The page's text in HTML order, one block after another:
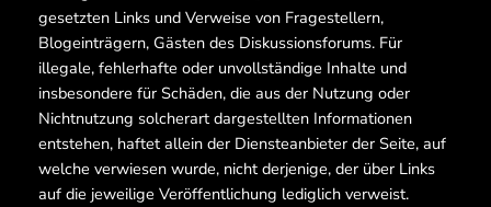
gesetzten Links und Verweise von Fragestellern,
Blogeinträgern, Gästen des Diskussionsforums. Für
illegale, fehlerhafte oder unvollständige Inhalte und
insbesondere für Schäden, die aus der Nutzung oder
Nichtnutzung solcherart dargestellten Informationen
entstehen, haftet allein der Diensteanbieter der Seite, auf
welche verwiesen wurde, nicht derjenige, der über Links
auf die jeweilige Veröffentlichung lediglich verweist.